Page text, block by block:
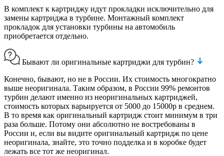
В комплект к картриджу идут прокладки исключительно для
замены картриджа в турбине. Монтажный комплект
прокладок для установки турбины на автомобиль
приобретается отдельно.
Бывают ли оригинальные картриджи для турбин?
Конечно, бывают, но не в России. Их стоимость многократно
выше неоригинала. Таким образом, в России 99% ремонтов
турбин делают именно из неоригинальных картриджей,
стоимость которых варьируется от 5000 до 15000р в среднем.
В то время как оригинальный картридж стоит минимум в три
раза больше. Потому они абсолютно не востребованы в
России и, если вы видите оригинальный картридж по цене
неоригинала, знайте, это точно подделка и в коробке будет
лежать все тот же неоригинал.